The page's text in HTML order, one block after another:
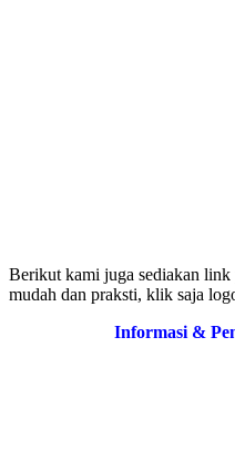
Berikut kami juga sediakan link
mudah dan praksti, klik saja
Informasi &